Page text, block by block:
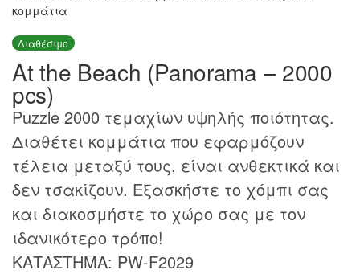
κομμάτια
Διαθέσιμο
At the Beach (Panorama – 2000
pcs)
Puzzle 2000 τεμαχίων υψηλής ποιότητας.
Διαθέτει κομμάτια που εφαρμόζουν
τέλεια μεταξύ τους, είναι ανθεκτικά και
δεν τσακίζουν. Εξασκήστε το χόμπι σας
και διακοσμήστε το χώρο σας με τον
ιδανικότερο τρόπο!
ΚΑΤΑΣΤΗΜΑ: PW-F2029